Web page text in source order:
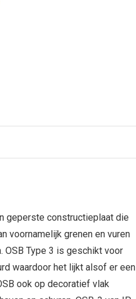
geperste constructieplaat die
voornamelijk grenen en vuren
OSB Type 3 is geschikt voor
waardoor het lijkt alsof er een
ook op decoratief vlak